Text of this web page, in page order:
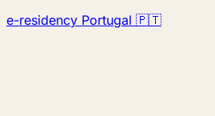
e-residency Portugal 🇵🇹